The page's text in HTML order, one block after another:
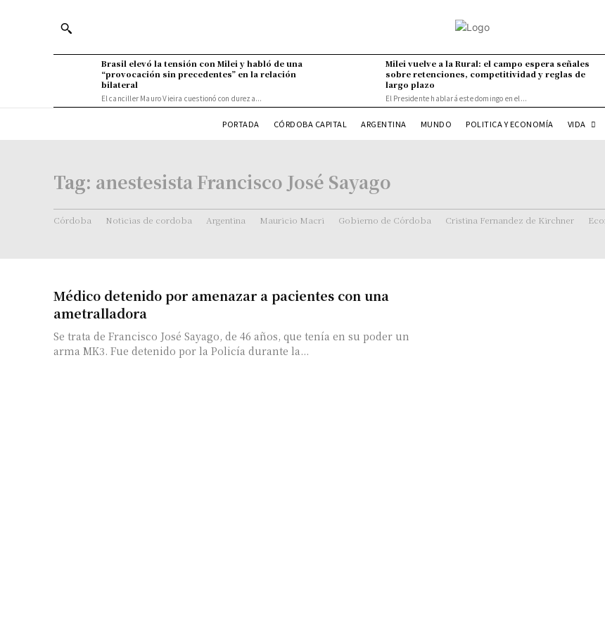
Brasil elevó la tensión con Milei y habló de una
“provocación sin precedentes” en la relación
bilateral
El canciller Mauro Vieira cuestionó con dureza...
Milei vuelve a la Rural: el campo espera señales
sobre retenciones, competitividad y reglas de
largo plazo
El Presidente hablará este domingo en el...
PORTADA CÓRDOBA CAPITAL ARGENTINA MUNDO POLITICA Y ECONOMÍA VIDA
Tag: anestesista Francisco José Sayago
Córdoba Noticias de cordoba Argentina Mauricio Macri Gobierno de Córdoba Cristina Fernandez de Kirchner
Médico detenido por amenazar a pacientes con una
ametralladora
Se trata de Francisco José Sayago, de 46 años, que tenía en su poder un
arma MK3. Fue detenido por la Policía durante la...